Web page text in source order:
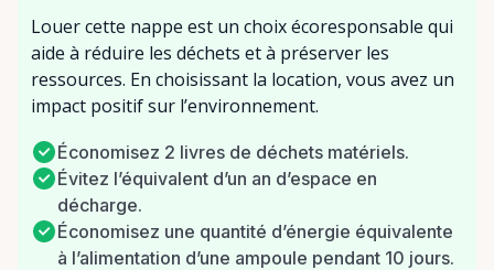
Louer cette nappe est un choix écoresponsable qui
aide à réduire les déchets et à préserver les
ressources. En choisissant la location, vous avez un
impact positif sur l’environnement.
Économisez 2 livres de déchets matériels.
Évitez l’équivalent d’un an d’espace en
décharge.
Économisez une quantité d’énergie équivalente
à l’alimentation d’une ampoule pendant 10 jours.